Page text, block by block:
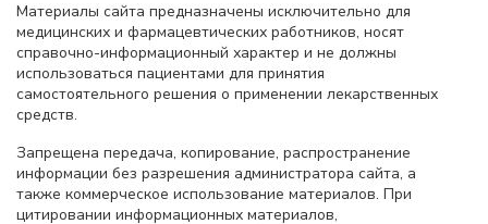
Материалы сайта предназначены исключительно для
медицинских и фармацевтических работников, носят
справочно-информационный характер и не должны
использоваться пациентами для принятия
самостоятельного решения о применении лекарственных
средств.
Запрещена передача, копирование, распространение
информации без разрешения администратора сайта, а
также коммерческое использование материалов. При
цитировании информационных материалов,